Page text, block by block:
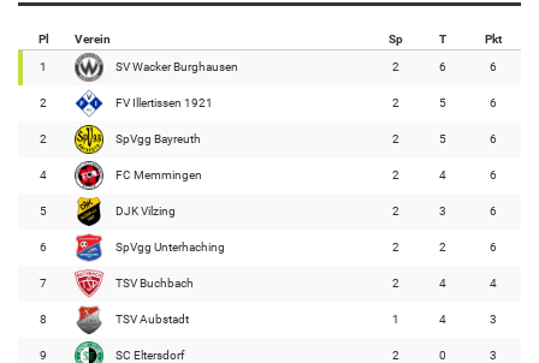
Pl Verein Sp T Pkt
1 SV Wacker Burghausen 2 6 6
2 FV Illertissen 1921 2 5 6
2 SpVgg Bayreuth 2 5 6
4 FC Memmingen 2 4 6
5 DJK Vilzing 2 3 6
6 SpVgg Unterhaching 2 2 6
7 TSV Buchbach 2 4 4
8 TSV Aubstadt 1 4 3
9 SC Eltersdorf 2 0 3